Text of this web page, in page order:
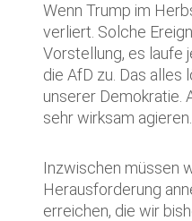
Wenn Trump im
verliert. Solche
Vorstellung, es laufe
die AfD zu. Das
unserer Demokratie.
sehr wirksam agieren.
Inzwischen müssen
Herausforderung
erreichen, die wir